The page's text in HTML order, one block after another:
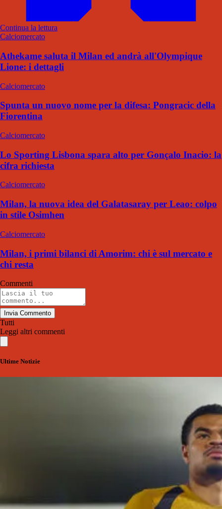
Continua la lettura
Calciomercato
Athekame saluta il Milan ed andrà all'Olympique
Lione: i dettagli
Calciomercato
Spunta un nuovo nome per la difesa: Pongracic della
Fiorentina
Calciomercato
Lo Sporting Lisbona spara alto per Gonçalo Inacio: la
cifra richiesta
Calciomercato
Milan, la nuova idea del Galatasaray per Leao: colpo
in stile Osimhen
Calciomercato
Milan, i primi bilanci di Amorim: chi è sul mercato e
chi resta
Commenti
Invia Commento
Tutti
Leggi altri commenti
Ultime Notizie